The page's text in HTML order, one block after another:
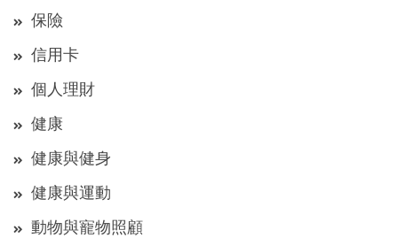
保險
信用卡
個人理財
健康
健康與健身
健康與運動
動物與寵物照顧